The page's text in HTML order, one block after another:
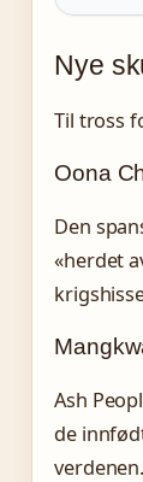
Nye
Til tross
Oona
Den
«herdet
Ash
de
verdenen.